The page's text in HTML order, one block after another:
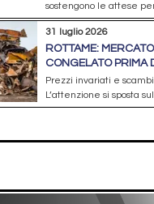
sostengono le attese
31 luglio 2026
ROTTAME:
CONGELATO PRIMA
Prezzi invariati e
L’attenzione si sposta